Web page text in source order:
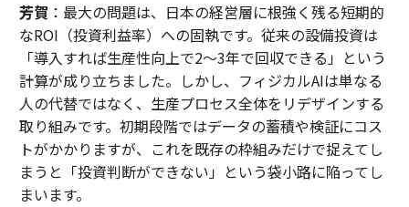
芳賀 ：最大の問題は、日本の経営層に根強く残る短期的
なROI（投資利益率）への固執です。従来の設備投資は
「導入すれば生産性向上で2〜3年で回収できる」という
計算が成り立ちました。しかし、フィジカルAIは単なる
人の代替ではなく、生産プロセス全体をリデザインする
取り組みです。初期段階ではデータの蓄積や検証にコス
トがかかりますが、これを既存の枠組みだけで捉えてし
まうと「投資判断ができない」という袋小路に陥ってし
まいます。